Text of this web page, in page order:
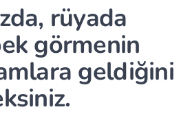
rüyada
görmenin
geldiğini